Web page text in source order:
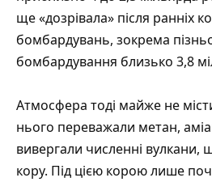
ще «дозрівала» після ранніх
бомбардувань, зокрема
бомбардування близько 3,8
Атмосфера тоді майже не
нього переважали метан,
вивергали численні
кору. Під цією корою лише